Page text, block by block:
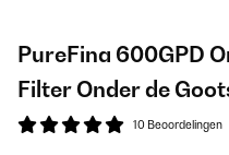
PureFina 600GPD
Filter Onder de
10 Beoordelingen